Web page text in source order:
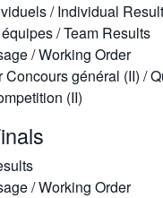
/ Individual
/ Team Results
/ Working Order
Concours général (II) /
(II)
/ Working Order